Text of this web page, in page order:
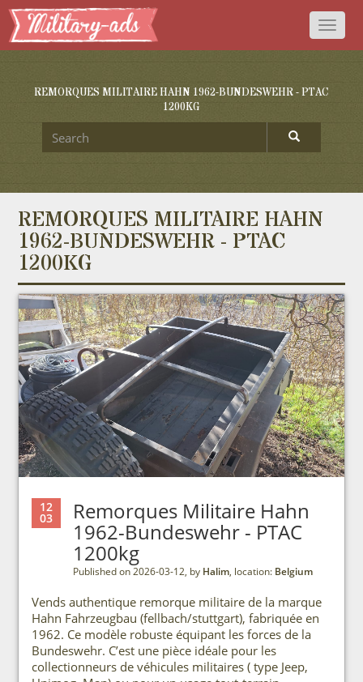
Toggle
REMORQUES MILITAIRE HAHN 1962-BUNDESWEHR - PTAC
1200KG
REMORQUES MILITAIRE HAHN
1962-BUNDESWEHR - PTAC
1200KG
12
03 Remorques Militaire Hahn
1962-Bundeswehr - PTAC
1200kg
Published on 2026-03-12, by Halim, location: Belgium
Vends authentique remorque militaire de la marque
Hahn Fahrzeugbau (fellbach/stuttgart), fabriquée en
1962. Ce modèle robuste équipant les forces de la
Bundeswehr. C’est une pièce idéale pour les
collectionneurs de véhicules militaires ( type Jeep,